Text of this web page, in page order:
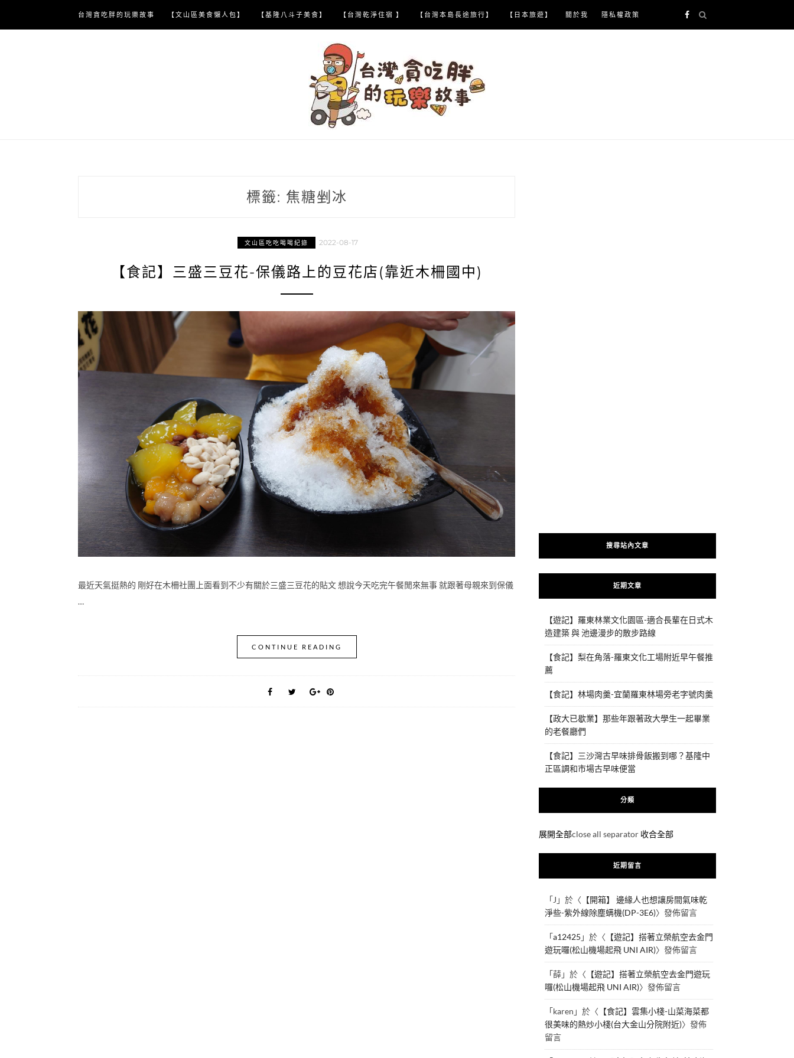
content
台灣貪吃胖的玩樂故事 【文山區美食懶人包】 【基隆八斗子美食】 【台灣乾淨住宿 】 【台灣本島長途旅行】 【日本旅遊】 關於我 隱私權政策
標籤: 焦糖剉冰
文山區吃吃喝喝紀錄 2022-08-17
【食記】三盛三豆花-保儀路上的豆花店(靠近木柵國中)
最近天氣挺熱的 剛好在木柵社團上面看到不少有關於三盛三豆花的貼文 想說今天吃完午餐閒來無事 就跟著母親來到保儀
…
CONTINUE READING
搜尋站內文章
近期文章
【遊記】羅東林業文化園區-適合長輩在日式木
造建築 與 池邊漫步的散步路線
【食記】梨在角落-羅東文化工場附近早午餐推
薦
【食記】林場肉羹-宜蘭羅東林場旁老字號肉羹
【政大已歇業】那些年跟著政大學生一起畢業
的老餐廳們
【食記】三沙灣古早味排骨飯搬到哪？基隆中
正區調和市場古早味便當
分類
展開全部close all separator 收合全部
近期留言
「J 」於〈 【開箱】 邊緣人也想讓房間氣味乾
淨些-紫外線除塵螨機(DP-3E6)〉發佈留言
「a12425 」於〈 【遊記】搭著立榮航空去金門
遊玩囉(松山機場起飛 UNI AIR)〉發佈留言
「薛」於〈 【遊記】搭著立榮航空去金門遊玩
囉(松山機場起飛 UNI AIR)〉發佈留言
「karen 」於〈 【食記】雲集小棧-山菜海菜都
很美味的熱炒小棧(台大金山分院附近)〉發佈
留言